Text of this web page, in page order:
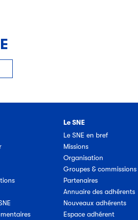
Le SNE
Le SNE en bref
Missions
Organisation
Groupes & commissions
Partenaires
Annuaire des adhérents
Nouveaux adhérents
Espace adhérent